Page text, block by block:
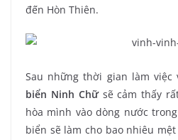
đến Hòn Thiên.
Sau những thời gian làm việc
biển Ninh Chữsẽ cảm thấy
hòa mình vào dòng nước
biển sẽ làm cho bao nhiêu